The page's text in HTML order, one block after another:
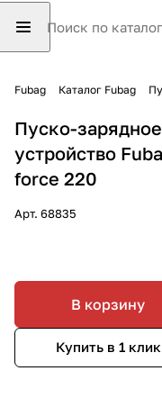
Fubag Каталог Fubag
Пуско-зарядное
устройство
force 220
Арт. 68835
В корзину
Купить в 1 клик